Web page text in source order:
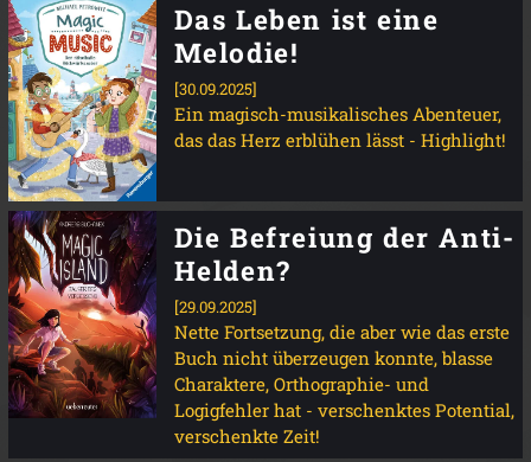
Das Leben ist eine
Melodie!
[30.09.2025]
Ein magisch-musikalisches Abenteuer,
das das Herz erblühen lässt - Highlight!
Die Befreiung der Anti-
Helden?
[29.09.2025]
Nette Fortsetzung, die aber wie das erste
Buch nicht überzeugen konnte, blasse
Charaktere, Orthographie- und
Logigfehler hat - verschenktes Potential,
verschenkte Zeit!